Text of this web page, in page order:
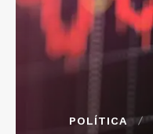
POLÍTICA